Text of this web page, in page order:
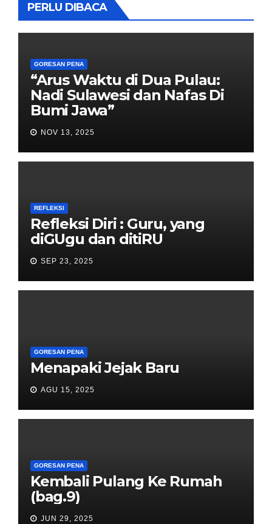
PERLU DIBACA
GORESAN PENA
“Arus Waktu di Dua Pulau:
Nadi Sulawesi dan Nafas Di
Bumi Jawa”
NOV 13, 2025
REFLEKSI
Refleksi Diri : Guru, yang
diGUgu dan ditiRU
SEP 23, 2025
GORESAN PENA
Menapaki Jejak Baru
AGU 15, 2025
GORESAN PENA
Kembali Pulang Ke Rumah
(bag.9)
JUN 29, 2025